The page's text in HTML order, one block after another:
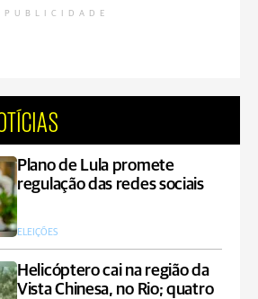
PUBLICIDADE
Plano de Lula promete
regulação das redes sociais
ELEIÇÕES
Helicóptero cai na região da
Vista Chinesa, no Rio; quatro